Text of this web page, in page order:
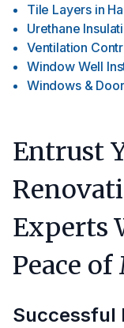
Tile Layers in
Urethane
Ventilation
Window Well
Windows &
Entrust
Experts
Peace
Successful